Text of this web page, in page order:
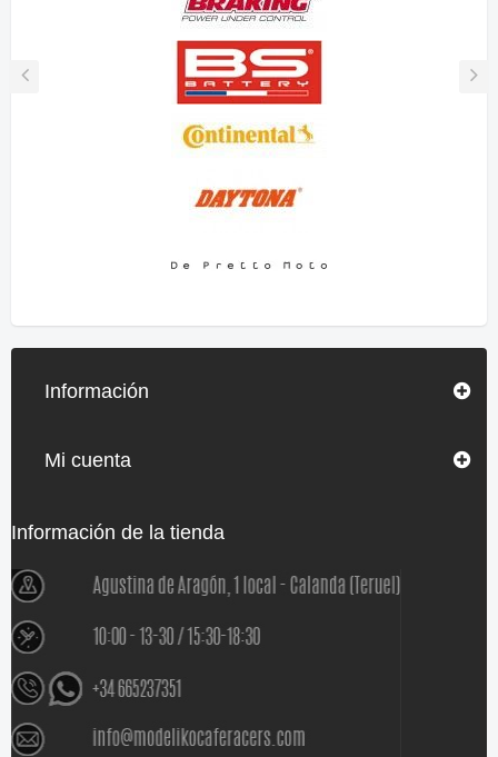
Información
Mi cuenta
Información de la tienda